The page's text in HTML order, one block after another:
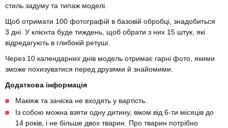
стиль задуму та типаж моделі.
Щоб отримати 100 фотографій в базовій обробці, знадобиться
3 дні. У клієнта буде тиждень, щоб обрати з них 15 штук, які
відредагують в глибокій ретуші.
Через 10 календарних днів модель отримає гарні фото, якими
зможе похизуватися перед друзями й знайомими.
Додаткова інформація
Макіяж та зачіска не входять у вартість.
Із собою можна взяти одну дитину, віком від 6-ти місяців до
14 років, і не більше двох тварин. Про тварин потрібно